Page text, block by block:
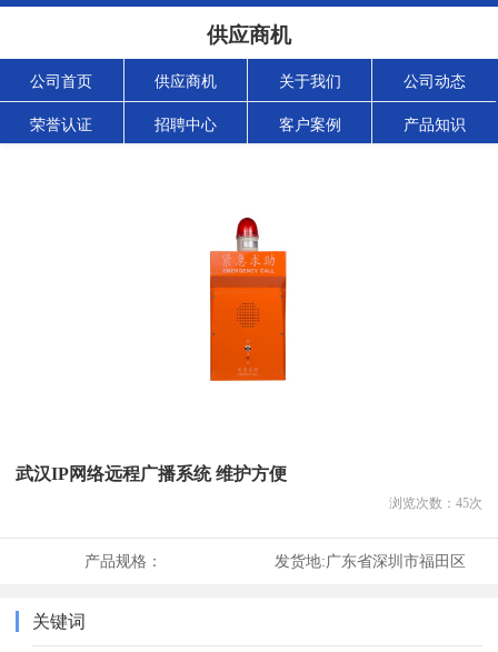
供应商机
公司首页 供应商机 关于我们 公司动态
荣誉认证 招聘中心 客户案例 产品知识
武汉IP网络远程广播系统 维护方便
浏览次数： 45次
产品规格： 发货地:广东省深圳市福田区
关键词